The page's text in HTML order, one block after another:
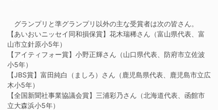
グランプリと準グランプリ以外の主な受賞者は次の皆さん。
【あいおいニッセイ同和損保賞】花木瑞稀さん（富山県代表、富
山市立針原小5年）
【アイティフォー賞】小野正輝さん（山口県代表、防府市立佐波
小5年）
【JBS賞】富田純白（ましろ）さん（鹿児島県代表、鹿児島市立広
木小5年）
【全国新聞社事業協議会賞】三浦彩乃さん（北海道代表、函館市
立大森浜小5年）